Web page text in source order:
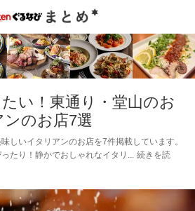
い！東通り・堂山のお
のお店7選
しいイタリアンのお店を7件掲載しています。
たり！静かでおしゃれなイタリ
続きを読